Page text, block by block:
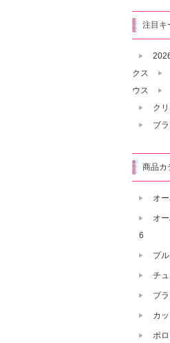
注目キ
クス
ウス
ク
ブ
商品カ
オ
オ
6
プ
チ
ブ
カ
ポ